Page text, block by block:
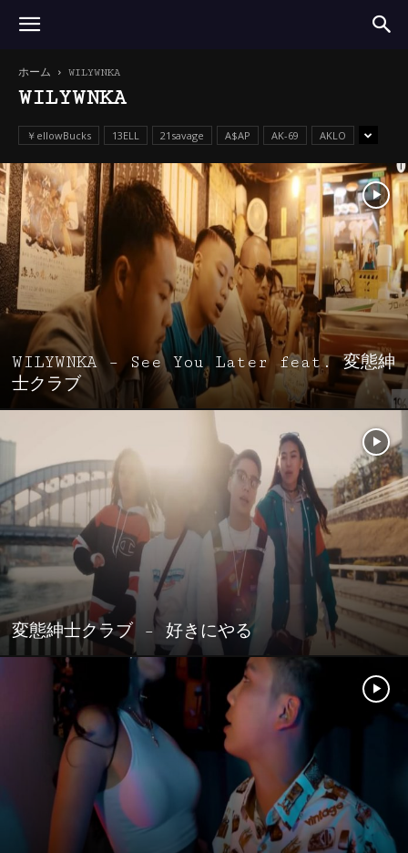
ホーム WILYWNKA
WILYWNKA
￥ellowBucks 13ELL 21savage A$AP AK-69 AKLO
WILYWNKA – See You Later feat. 変態紳
士クラブ
変態紳士クラブ – 好きにやる